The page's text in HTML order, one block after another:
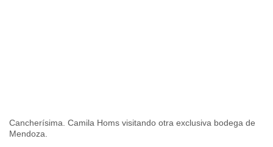
Cancherísima. Camila Homs visitando otra exclusiva bodega de
Mendoza.